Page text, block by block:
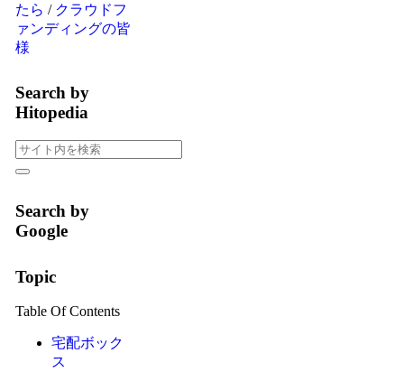
たら / クラウドフ
ァンディングの皆
様
Search by
Hitopedia
Search by
Google
Topic
Table Of Contents
宅配ボック
ス